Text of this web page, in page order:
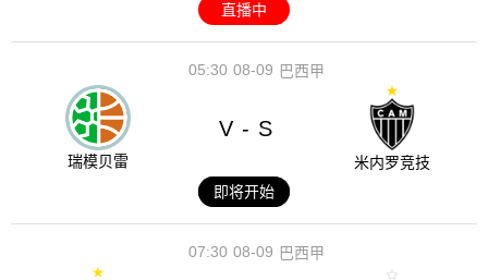
直播中
08-09
05:30 巴西甲
瑞模贝雷
V - S
米内罗竞技
即将开始
08-09
07:30 巴西甲